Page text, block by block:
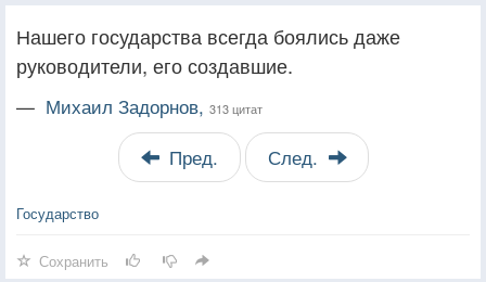
Нашего государства всегда боялись даже
руководители, его создавшие.
— Михаил Задорнов, 313 цитат
Пред. След.
Государство
Сохранить